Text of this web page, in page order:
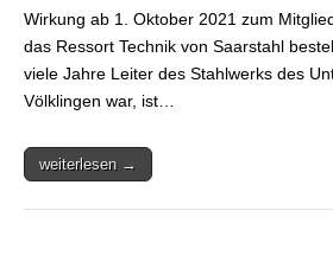
Wirkung ab 1. Oktober 2021 zum
das Ressort Technik von Saarstahl
viele Jahre Leiter des Stahlwerks des
Völklingen war, ist…
weiterlesen →